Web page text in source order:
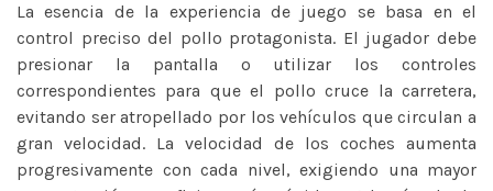
La esencia de la experiencia de juego se basa en el
control preciso del pollo protagonista. El jugador debe
presionar la pantalla o utilizar los controles
correspondientes para que el pollo cruce la carretera,
evitando ser atropellado por los vehículos que circulan a
gran velocidad. La velocidad de los coches aumenta
progresivamente con cada nivel, exigiendo una mayor